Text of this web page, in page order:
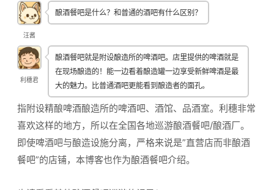
汪酱
酿酒餐吧是什么？和普通的酒吧有什么区别？
利穗君
酿酒餐吧就是附设酿造所的啤酒吧。店里提供的啤酒就是
在现场酿造的！能一边看着酿造罐一边享受新鲜啤酒是最
大的魅力。比普通酒吧更能看到酿造者的面孔。
指附设精酿啤酒酿造所的啤酒吧、酒馆、品酒室。利穗非常
喜欢这样的地方，所以在全国各地巡游酿酒餐吧/酿酒厂。
即使啤酒吧与酿造设施分离，严格来说是”直营店而非酿酒
餐吧”的店铺，本博客也作为酿酒餐吧介绍。